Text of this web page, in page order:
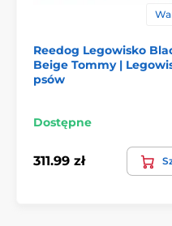
Dla dużych psów
Reedog Legowisko
Beige Tommy |
psów
Dostępne
311.99 zł